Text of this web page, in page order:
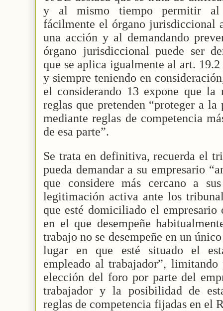
y al mismo tiempo permitir al
fácilmente el órgano jurisdiccional
una acción y al demandando
órgano jurisdiccional puede ser
que se aplica igualmente al art.
y siempre teniendo en
el considerando 13 expone que la
reglas que pretenden “proteger a
mediante reglas de competencia
de esa parte”.
Se trata en definitiva, recuerda el
pueda demandar a su empresario
que considere más cercano a
legitimación activa ante los
que esté domiciliado el
en el que desempeñe
trabajo no se desempeñe en un
lugar en que esté situado el
empleado al trabajador”,
elección del foro por parte del
trabajador y la posibilidad de
reglas de competencia fijadas en el